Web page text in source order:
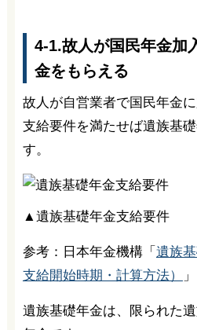
4-1.故人が国民年金加
金をもらえる
故人が自営業者で国民年金に
支給要件を満たせば遺族基
す。
▲遺族基礎年金支給要件
参考：日本年金機構「 遺族
支給開始時期・計算方法）
」
遺族基礎年金は、限られた